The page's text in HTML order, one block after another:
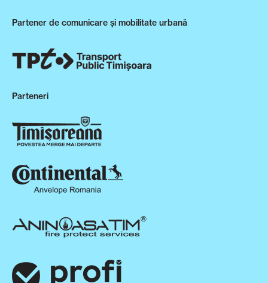
Partener de comunicare și mobilitate urbană
Parteneri